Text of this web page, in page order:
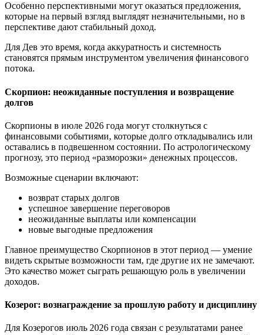
Особенно перспективными могут оказаться предложения,
которые на первый взгляд выглядят незначительными, но в
перспективе дают стабильный доход.
Для Дев это время, когда аккуратность и системность
становятся прямым инструментом увеличения финансового
потока.
Скорпион: неожиданные поступления и возвращение
долгов
Скорпионы в июле 2026 года могут столкнуться с
финансовыми событиями, которые долго откладывались или
оставались в подвешенном состоянии. По астрологическому
прогнозу, это период «разморозки» денежных процессов.
Возможные сценарии включают:
возврат старых долгов
успешное завершение переговоров
неожиданные выплаты или компенсации
новые выгодные предложения
Главное преимущество Скорпионов в этот период — умение
видеть скрытые возможности там, где другие их не замечают.
Это качество может сыграть решающую роль в увеличении
доходов.
Козерог: вознаграждение за прошлую работу и дисциплину
Для Козерогов июль 2026 года связан с результатами ранее